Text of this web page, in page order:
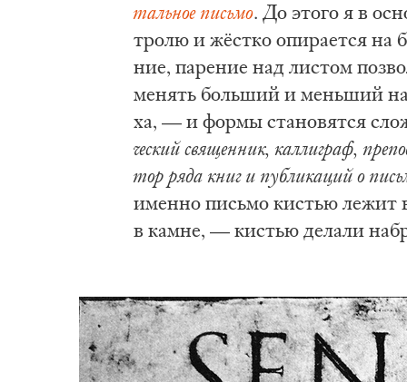
таль­ное пись­мо. До это­го я в
тро­лю и жёст­ко опи­ра­ет­ся на
ние, па­ре­ние над ли­стом
ме­нять боль­ший и мень­ший
ха, — и фор­мы ста­но­вят­ся
че­ский свя­щен­ник, кал­ли­граф,
тор ря­да книг и пуб­ли­ка­ций о
имен­но пись­мо ки­стью ле­жит
в кам­не, — ки­стью де­ла­ли